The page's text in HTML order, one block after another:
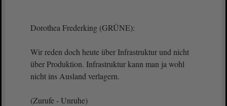
Dorothea Frederking (GRÜNE):
Wir reden doch heute über Infrastruktur und nicht
über Produktion. Infrastruktur kann man ja wohl
nicht ins Ausland verlagern.
(Zurufe - Unruhe)